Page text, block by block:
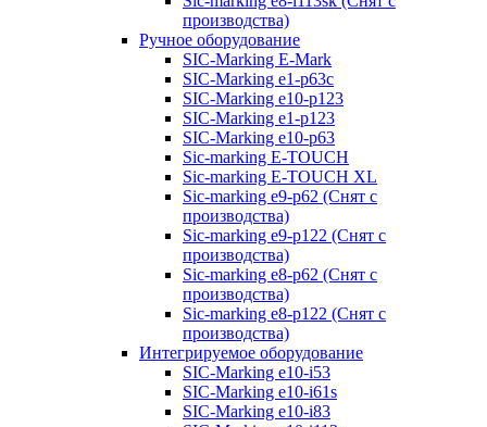
производства)
Ручное оборудование
SIC-Marking E-Mark
SIC-Marking e1-p63с
SIC-Marking e10-p123
SIC-Marking e1-p123
SIC-Marking e10-p63
Sic-marking E-TOUCH
Sic-marking E-TOUCH XL
Sic-marking e9-p62 (Снят с
производства)
Sic-marking e9-p122 (Снят с
производства)
Sic-marking e8-p62 (Снят с
производства)
Sic-marking e8-p122 (Снят с
производства)
Интегрируемое оборудование
SIC-Marking e10-i53
SIC-Marking e10-i61s
SIC-Marking e10-i83